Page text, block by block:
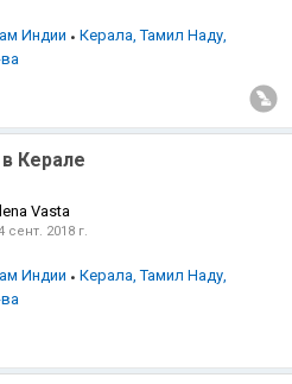
Индии
Керала, Тамил Наду,
Керале
Vasta
сент. 2018 г.
Индии
Керала, Тамил Наду,